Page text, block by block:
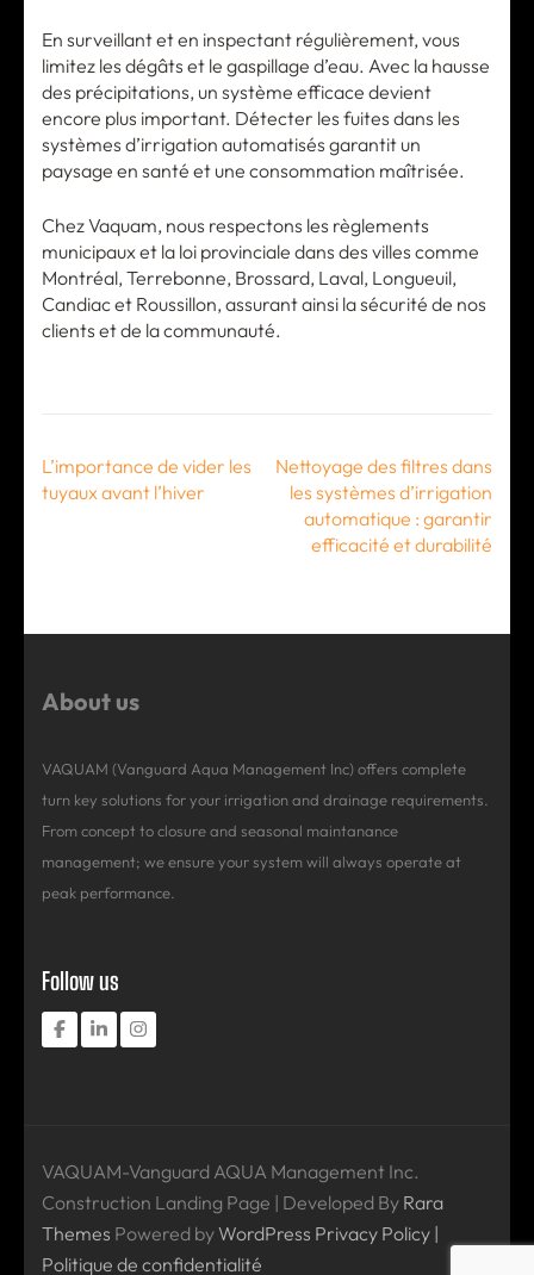
En surveillant et en inspectant régulièrement, vous
limitez les dégâts et le gaspillage d’eau. Avec la hausse
des précipitations, un système efficace devient
encore plus important. Détecter les fuites dans les
systèmes d’irrigation automatisés garantit un
paysage en santé et une consommation maîtrisée.
Chez Vaquam, nous respectons les règlements
municipaux et la loi provinciale dans des villes comme
Montréal, Terrebonne, Brossard, Laval, Longueuil,
Candiac et Roussillon, assurant ainsi la sécurité de nos
clients et de la communauté.
Post
navigation
L’importance de vider les
tuyaux avant l’hiver
Nettoyage des filtres dans
les systèmes d’irrigation
automatique : garantir
efficacité et durabilité
About us
VAQUAM (Vanguard Aqua Management Inc) offers complete
turn key solutions for your irrigation and drainage requirements.
From concept to closure and seasonal maintanance
management; we ensure your system will always operate at
peak performance.
Follow us
VAQUAM-Vanguard AQUA Management Inc.
Construction Landing Page | Developed By Rara
Themes Powered byWordPress Privacy Policy |
Politique de confidentialité